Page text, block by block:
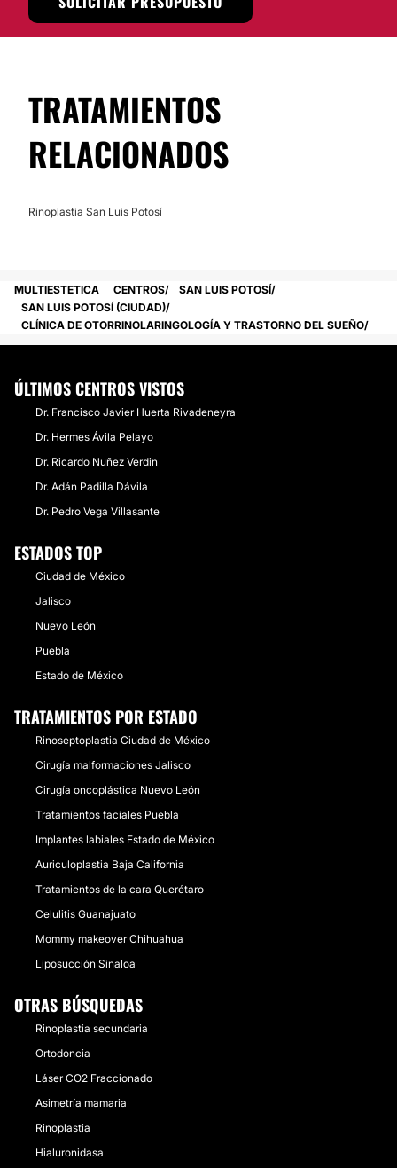
Trastorno Del Sueñoubicada en la localidad de
Luis Potosí.
Financiación o facilidades de pago:
No
TRATAMIENTOS
RELACIONADOS
Rinoplastia San Luis Potosí
MULTIESTETICA CENTROS
SAN LUIS POTOSÍ
SAN LUIS POTOSÍ (CIUDAD)
CLÍNICA DE OTORRINOLARINGOLOGÍA Y TRASTORNO DEL SUEÑO
ÚLTIMOS CENTROS VISTOS
Dr. Francisco Javier Huerta Rivadeneyra
Dr. Hermes Ávila Pelayo
Dr. Ricardo Nuñez Verdin
Dr. Adán Padilla Dávila
Dr. Pedro Vega Villasante
ESTADOS TOP
Ciudad de México
Jalisco
Nuevo León
Puebla
Estado de México
TRATAMIENTOS POR ESTADO
Rinoseptoplastia Ciudad de México
Cirugía malformaciones Jalisco
Cirugía oncoplástica Nuevo León
Tratamientos faciales Puebla
Implantes labiales Estado de México
Auriculoplastia Baja California
Tratamientos de la cara Querétaro
Celulitis Guanajuato
Mommy makeover Chihuahua
Liposucción Sinaloa
OTRAS BÚSQUEDAS
Rinoplastia secundaria
Ortodoncia
Láser CO2 Fraccionado
Asimetría mamaria
Rinoplastia
Hialuronidasa